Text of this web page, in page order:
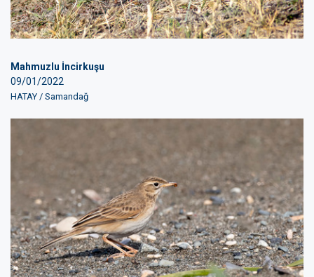
Mahmuzlu İncirkuşu
09/01/2022
HATAY / Samandağ